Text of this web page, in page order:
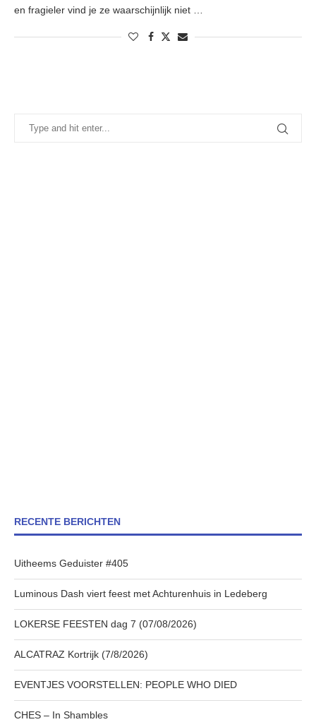
en fragieler vind je ze waarschijnlijk niet …
RECENTE BERICHTEN
Uitheems Geduister #405
Luminous Dash viert feest met Achturenhuis in Ledeberg
LOKERSE FEESTEN dag 7 (07/08/2026)
ALCATRAZ Kortrijk (7/8/2026)
EVENTJES VOORSTELLEN: PEOPLE WHO DIED
CHES – In Shambles